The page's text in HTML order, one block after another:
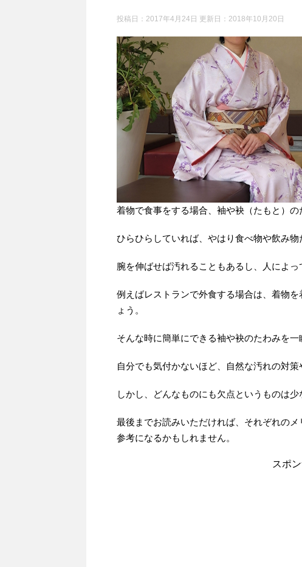
投稿日：2017年4月24日 更新日： 2018年10月20日
着物で食事をする場合、袖や袂（たもと）
ひらひらしていれば、やはり食べ物や飲み物
腕を伸ばせば汚れることもあるし、人によ
例えばレストランで外食する場合は、着物
ょう。
そんな時に簡単にできる袖や袂のたわみを
自分でも気付かないほど、自然な汚れの対策
しかし、どんなものにも欠点というものは少
最後までお読みいただければ、それぞれの
参考になるかもしれません。
スポ